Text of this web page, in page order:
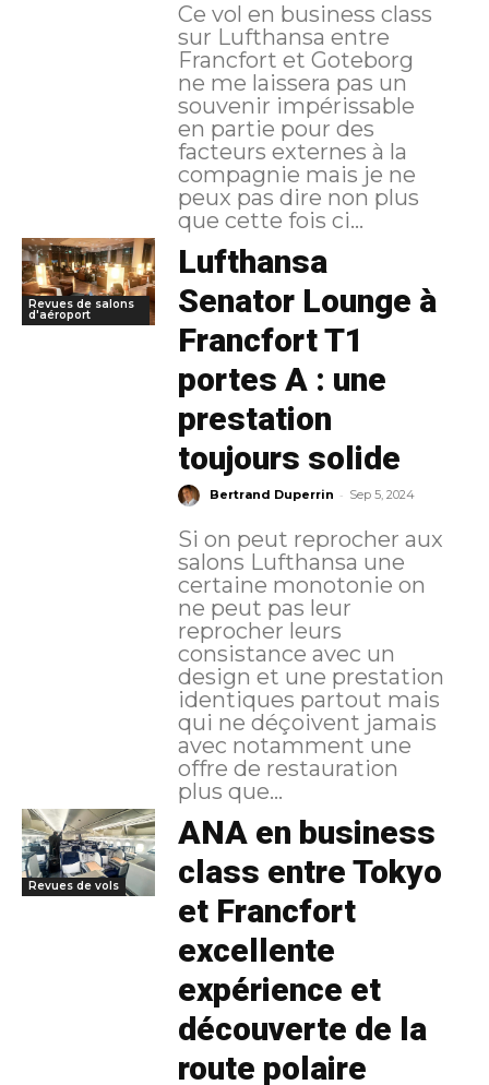
Ce vol en business class
sur Lufthansa entre
Francfort et Goteborg
ne me laissera pas un
souvenir impérissable
en partie pour des
facteurs externes à la
compagnie mais je ne
peux pas dire non plus
que cette fois ci...
Revues de salons
d'aéroport
Lufthansa
Senator Lounge à
Francfort T1
portes A : une
prestation
toujours solide
Bertrand Duperrin - Sep 5, 2024
Si on peut reprocher aux
salons Lufthansa une
certaine monotonie on
ne peut pas leur
reprocher leurs
consistance avec un
design et une prestation
identiques partout mais
qui ne déçoivent jamais
avec notamment une
offre de restauration
plus que...
Revues de vols
ANA en business
class entre Tokyo
et Francfort
excellente
expérience et
découverte de la
route polaire